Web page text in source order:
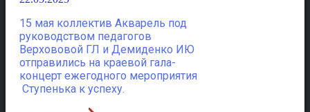
15 мая коллектив Акварель под
руководством педагогов
Верхововой ГЛ и Демиденко ИЮ
отправились на краевой гала-
концерт ежегодного мероприятия
Ступенька к успеху.